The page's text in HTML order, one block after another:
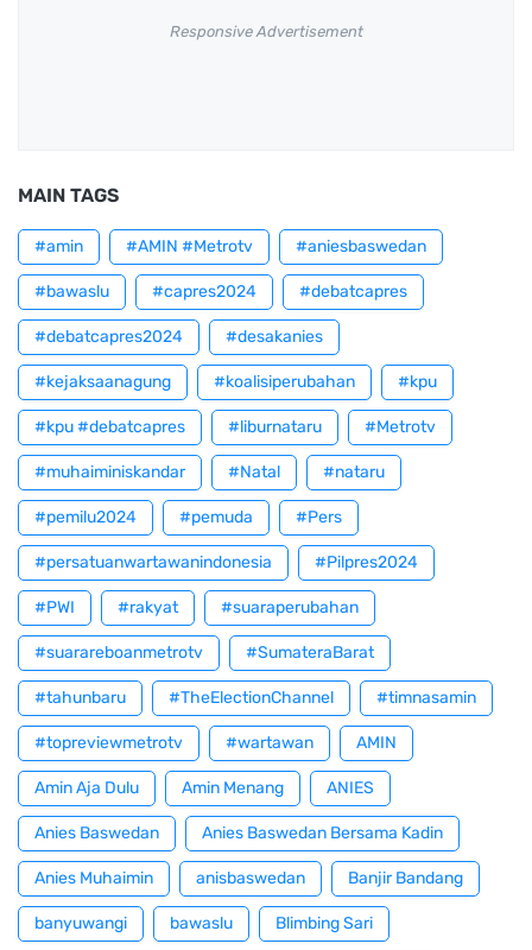
Responsive Advertisement
MAIN TAGS
#amin #AMIN #Metrotv #aniesbaswedan
#bawaslu #capres2024 #debatcapres
#debatcapres2024 #desakanies
#kejaksaanagung #koalisiperubahan #kpu
#kpu #debatcapres #liburnataru #Metrotv
#muhaiminiskandar #Natal #nataru
#pemilu2024 #pemuda #Pers
#persatuanwartawanindonesia #Pilpres2024
#PWI #rakyat #suaraperubahan
#suarareboanmetrotv #SumateraBarat
#tahunbaru #TheElectionChannel #timnasamin
#topreviewmetrotv #wartawan AMIN
Amin Aja Dulu Amin Menang ANIES
Anies Baswedan Anies Baswedan Bersama Kadin
Anies Muhaimin anisbaswedan Banjir Bandang
banyuwangi bawaslu Blimbing Sari